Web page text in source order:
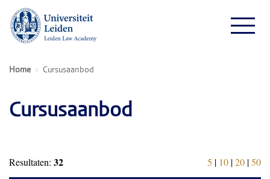
Home Cursusaanbod
Cursusaanbod
Resultaten: 32 5 | 10 |20 |50